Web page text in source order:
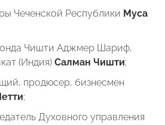
Чеченской Республики Муса
Чишти Аджмер Шариф,
(Индия) Салман Чишти;
продюсер, бизнесмен
;
Духовного управления